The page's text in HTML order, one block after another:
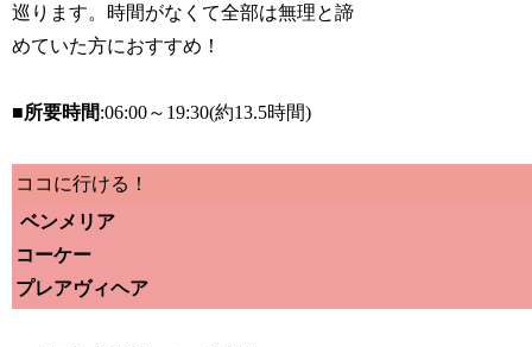
巡ります。時間がなくて全部は無理と諦
めていた方におすすめ！
■所要時間:06:00～19:30(約13.5時間)
ココに行ける！
ベンメリア
コーケー
プレアヴィヘア